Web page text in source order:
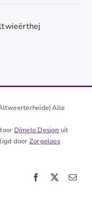
Alle
Dímelo Design uit
door Zorgeloos